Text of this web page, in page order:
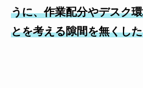
うに、作業配分やデスク
とを考える隙間を無くし